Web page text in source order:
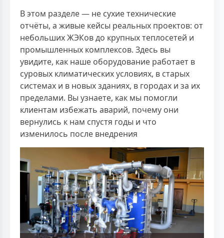
В этом разделе — не сухие технические
отчёты, а живые кейсы реальных проектов: от
небольших ЖЭКов до крупных теплосетей и
промышленных комплексов. Здесь вы
увидите, как наше оборудование работает в
суровых климатических условиях, в старых
системах и в новых зданиях, в городах и за их
пределами. Вы узнаете, как мы помогли
клиентам избежать аварий, почему они
вернулись к нам спустя годы и что
изменилось после внедрения